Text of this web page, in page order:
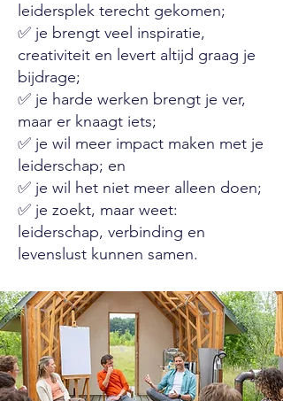
leidersplek terecht gekomen;
✅ je brengt veel inspiratie,
creativiteit en levert altijd graag je
bijdrage;
✅ je harde werken brengt je ver,
maar er knaagt iets;
✅ je wil meer impact maken met je
leiderschap; en
✅ je wil het niet meer alleen doen;
✅ je zoekt, maar weet:
leiderschap, verbinding en
levenslust kunnen samen.